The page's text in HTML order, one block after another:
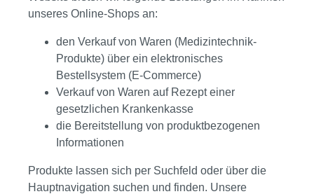
unseres Online-Shops an:
den Verkauf von Waren (Medizintechnik-
Produkte) über ein elektronisches
Bestellsystem (E-Commerce)
Verkauf von Waren auf Rezept einer
gesetzlichen Krankenkasse
die Bereitstellung von produktbezogenen
Informationen
Produkte lassen sich per Suchfeld oder über die
Hauptnavigation suchen und finden. Unsere